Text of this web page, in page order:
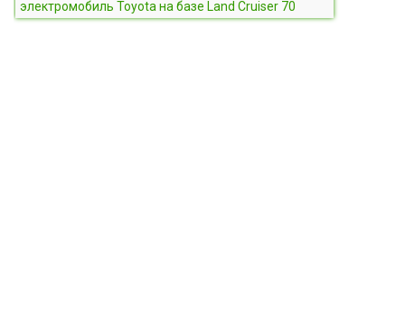
электромобиль Toyota на базе Land Cruiser 70